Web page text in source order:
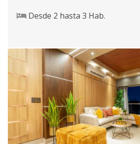
Desde 2 hasta 3 Hab.